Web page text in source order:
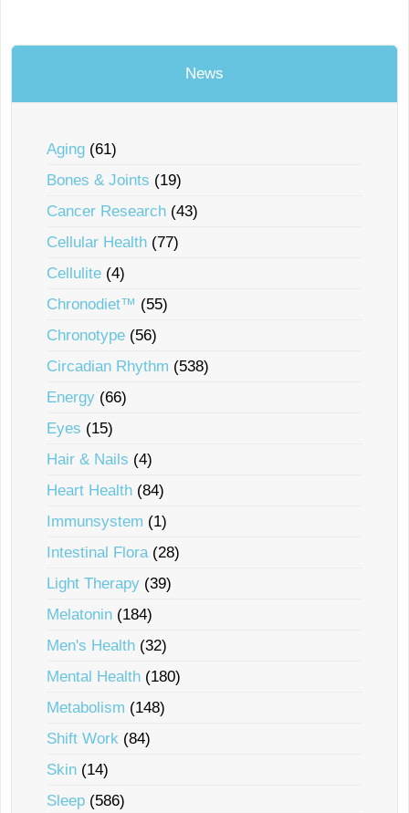
News
Aging (61)
Bones & Joints (19)
Cancer Research (43)
Cellular Health (77)
Cellulite (4)
Chronodiet™ (55)
Chronotype (56)
Circadian Rhythm (538)
Energy (66)
Eyes (15)
Hair & Nails (4)
Heart Health (84)
Immunsystem (1)
Intestinal Flora(28)
Light Therapy (39)
Melatonin (184)
Men's Health (32)
Mental Health (180)
Metabolism (148)
Shift Work (84)
Skin (14)
Sleep (586)